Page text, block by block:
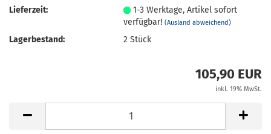
Lieferzeit:
1-3 Werktage, Artikel sofort
verfügbar!(Ausland abweichend)
Lagerbestand: 2Stück
105,90 EUR
inkl. 19% MwSt.